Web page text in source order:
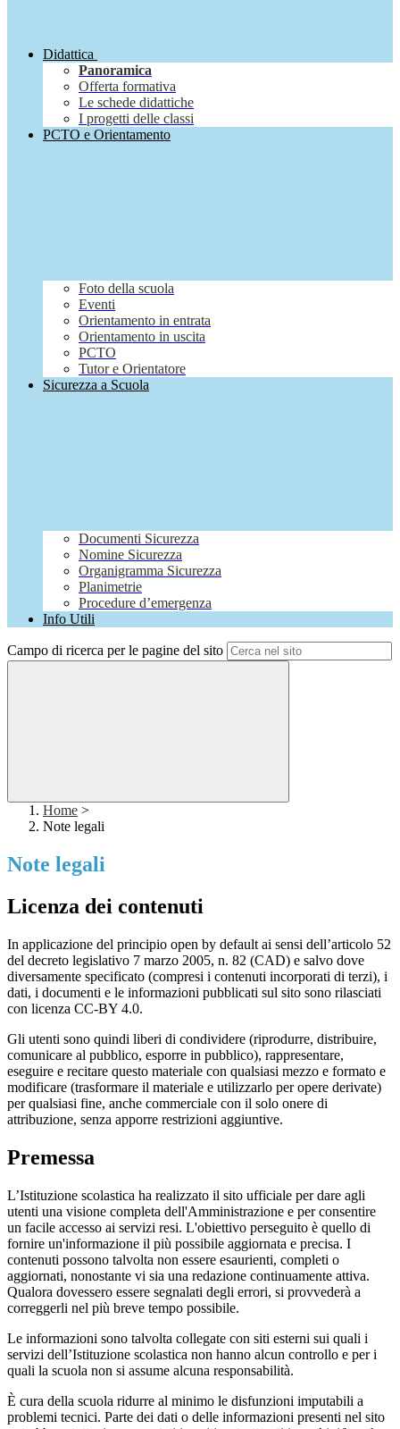
Didattica
Panoramica
Offerta formativa
Le schede didattiche
I progetti delle classi
PCTO e Orientamento
Foto della scuola
Eventi
Orientamento in entrata
Orientamento in uscita
PCTO
Tutor e Orientatore
Sicurezza a Scuola
Documenti Sicurezza
Nomine Sicurezza
Organigramma Sicurezza
Planimetrie
Procedure d’emergenza
Info Utili
Campo di ricerca per le pagine del sito
Home >
Note legali
Note legali
Licenza dei contenuti
In applicazione del principio open by default ai sensi dell’articolo 52
del decreto legislativo 7 marzo 2005, n. 82 (CAD) e salvo dove
diversamente specificato (compresi i contenuti incorporati di terzi), i
dati, i documenti e le informazioni pubblicati sul sito sono rilasciati
con licenza CC-BY 4.0.
Gli utenti sono quindi liberi di condividere (riprodurre, distribuire,
comunicare al pubblico, esporre in pubblico), rappresentare,
eseguire e recitare questo materiale con qualsiasi mezzo e formato e
modificare (trasformare il materiale e utilizzarlo per opere derivate)
per qualsiasi fine, anche commerciale con il solo onere di
attribuzione, senza apporre restrizioni aggiuntive.
Premessa
L’Istituzione scolastica ha realizzato il sito ufficiale per dare agli
utenti una visione completa dell'Amministrazione e per consentire
un facile accesso ai servizi resi. L'obiettivo perseguito è quello di
fornire un'informazione il più possibile aggiornata e precisa. I
contenuti possono talvolta non essere esaurienti, completi o
aggiornati, nonostante vi sia una redazione continuamente attiva.
Qualora dovessero essere segnalati degli errori, si provvederà a
correggerli nel più breve tempo possibile.
Le informazioni sono talvolta collegate con siti esterni sui quali i
servizi dell’Istituzione scolastica non hanno alcun controllo e per i
quali la scuola non si assume alcuna responsabilità.
È cura della scuola ridurre al minimo le disfunzioni imputabili a
problemi tecnici. Parte dei dati o delle informazioni presenti nel sito